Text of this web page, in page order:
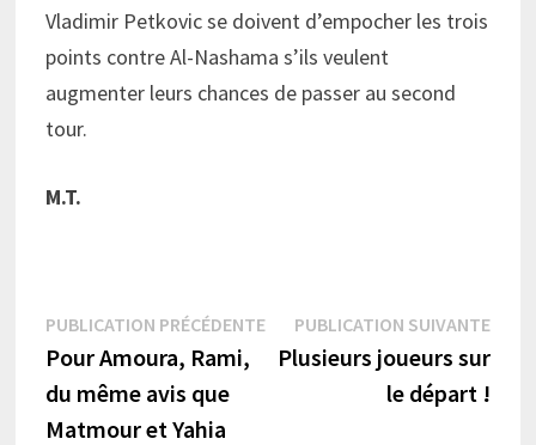
Vladimir Petkovic se doivent d’empocher les trois
points contre Al-Nashama s’ils veulent
augmenter leurs chances de passer au second
tour.
M.T.
Navigation
de
l’article
PUBLICATION PRÉCÉDENTEPublication
précédente :
Pour Amoura, Rami,
du même avis que
Matmour et Yahia
PUBLICATION SUIVANTE
Plusieurs joueurs sur
le départ !